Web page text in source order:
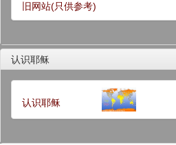
旧网站(只供参考)
认识耶稣
认识耶稣